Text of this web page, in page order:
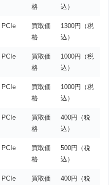
格
込）
買取価
格
1300円（税
込）
買取価
格
1000円（税
込）
買取価
格
1000円（税
込）
買取価
格
400円（税
込）
買取価
格
500円（税
込）
買取価
400円（税